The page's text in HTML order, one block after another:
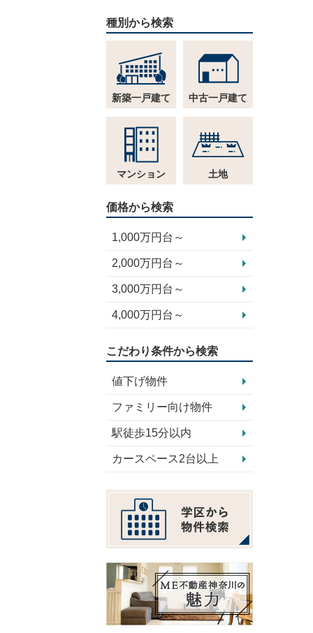
種別から検索
新築一戸建て 中古一戸建て
マンション 土地
価格から検索
1,000万円台～
2,000万円台～
3,000万円台～
4,000万円台～
こだわり条件から検索
値下げ物件
ファミリー向け物件
駅徒歩15分以内
カースペース2台以上